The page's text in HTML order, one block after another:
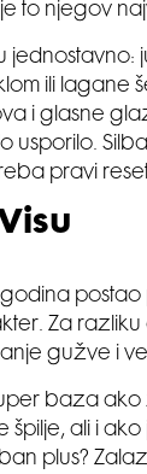
to njegov
jednostavno:
ili lagane
i glasne
usporilo.
pravi
godina
Za
gužve i
baza ako
špilje, ali i
plus?